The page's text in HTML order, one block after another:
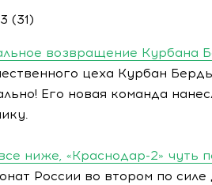
(31)
возвращение Курбана
цеха Курбан
Его новая команда
ниже, «Краснодар-2» чуть
России во втором по силе